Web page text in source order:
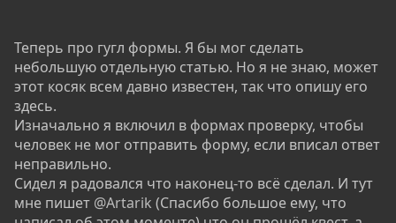
Теперь про гугл формы. Я бы мог сделать
небольшую отдельную статью. Но я не знаю, может
этот косяк всем давно известен, так что опишу его
здесь.
Изначально я включил в формах проверку, чтобы
человек не мог отправить форму, если вписал ответ
неправильно.
Сидел я радовался что наконец-то всё сделал. И тут
мне пишет @Artarik (Спасибо большое ему, что